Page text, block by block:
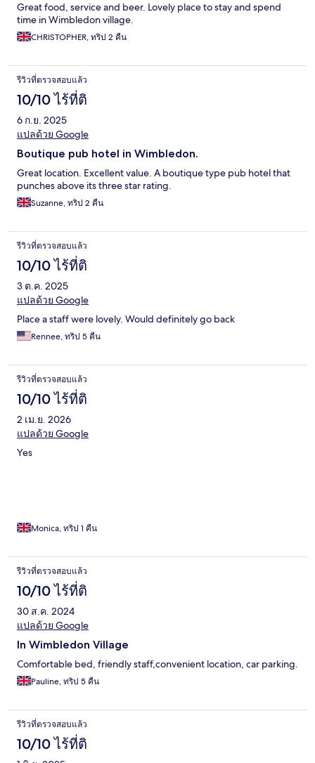
Great food, service and beer. Lovely place to stay and spend
time in Wimbledon village.
CHRISTOPHER, ทริป 2 คืน
รีวิวที่ตรวจสอบแล้ว
10/10 ไร้ที่ติ
6 ก.ย. 2025
แปลด้วย Google
Boutique pub hotel in Wimbledon.
Great location. Excellent value. A boutique type pub hotel that
punches above its three star rating.
Suzanne, ทริป 2 คืน
รีวิวที่ตรวจสอบแล้ว
10/10 ไร้ที่ติ
3 ต.ค. 2025
แปลด้วย Google
Place a staff were lovely. Would definitely go back
Rennee, ทริป 5 คืน
รีวิวที่ตรวจสอบแล้ว
10/10 ไร้ที่ติ
2 เม.ย. 2026
แปลด้วย Google
Yes
Monica, ทริป 1 คืน
รีวิวที่ตรวจสอบแล้ว
10/10 ไร้ที่ติ
30 ส.ค. 2024
แปลด้วย Google
In Wimbledon Village
Comfortable bed, friendly staff,convenient location, car parking.
Pauline, ทริป 5 คืน
รีวิวที่ตรวจสอบแล้ว
10/10 ไร้ที่ติ